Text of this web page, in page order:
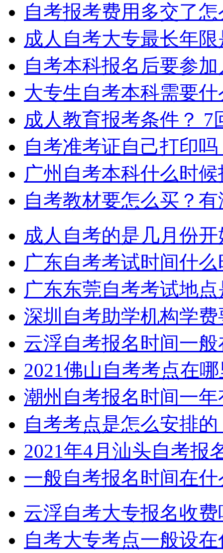
自考报考费用多交了
成人自考大专最长年
自考本科报名后要参
大专生自考本科需要
成人教育报考条件？ 7
自考准考证自己打印
广州自考本科什么时
自考教材要怎么买？
成人自考的是几月份
广东自考考试时间什
广东东莞自考考试地
深圳自考助学机构学
云浮自考报名时间一
2021佛山自考考点在
潮州自考报名时间一
自考考点是怎么安排的
2021年4月汕头自考报
一般自考报名时间在
云浮自考大专报名收
自考大专考点一般设